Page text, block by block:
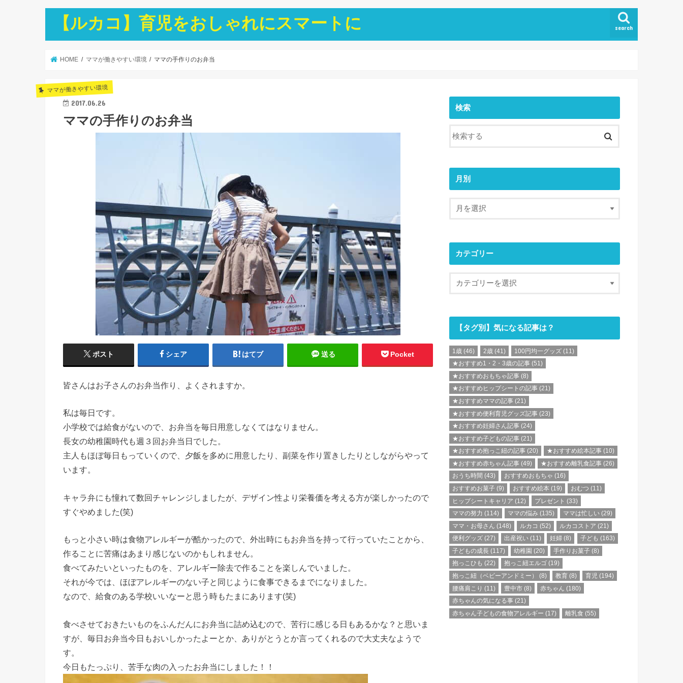
【ルカコ】育児をおしゃれにスマートに search
HOME ママが働きやすい環境 ママの手作りのお弁当
ママが働きやすい環境
2017.06.26
ママの手作りのお弁当
ポスト シェア はてブ 送る Pocket
皆さんはお子さんのお弁当作り、よくされますか。
私は毎日です。
小学校では給食がないので、お弁当を毎日用意しなくてはなりません。
長女の幼稚園時代も週３回お弁当日でした。
主人もほぼ毎日もっていくので、夕飯を多めに用意したり、副菜を作り置きしたりとしながらやって
います。
キャラ弁にも憧れて数回チャレンジしましたが、デザイン性より栄養価を考える方が楽しかったので
すぐやめました(笑)
もっと小さい時は食物アレルギーが酷かったので、外出時にもお弁当を持って行っていたことから、
作ることに苦痛はあまり感じないのかもしれません。
食べてみたいといったものを、アレルギー除去で作ることを楽しんでいました。
それが今では、ほぼアレルギーのない子と同じように食事できるまでになりました。
なので、給食のある学校いいなーと思う時もたまにあります(笑)
食べさせておきたいものをふんだんにお弁当に詰め込むので、苦行に感じる日もあるかな？と思いま
すが、毎日お弁当今日もおいしかったよーとか、ありがとうとか言ってくれるので大丈夫なようで
す。
今日もたっぷり、苦手な肉の入ったお弁当にしました！！
検索
月別
カテゴリー
【タグ別】気になる記事は？
1歳 (46) 2歳 (41) 100円均一グッズ (11)
★おすすめ1・2・3歳の記事 (51)
★おすすめおもちゃ記事 (8)
★おすすめヒップシートの記事 (21)
★おすすめママの記事 (21)
★おすすめ便利育児グッズ記事 (23)
★おすすめ妊婦さん記事 (24)
★おすすめ子どもの記事 (21)
★おすすめ抱っこ紐の記事 (20) ★おすすめ絵本記事 (10)
★おすすめ赤ちゃん記事 (49) ★おすすめ離乳食記事 (26)
おうち時間 (43) おすすめおもちゃ (16)
おすすめお菓子 (9) おすすめ絵本 (19) おむつ (11)
ヒップシートキャリア (12) プレゼント (33)
ママの努力 (114) ママの悩み (135) ママは忙しい (29)
ママ・お母さん (148) ルカコ (52) ルカコストア (21)
便利グッズ (27) 出産祝い (11) 妊婦 (8) 子ども (163)
子どもの成長 (117) 幼稚園 (20) 手作りお菓子 (8)
抱っこひも (22) 抱っこ紐エルゴ (19)
抱っこ紐（ベビーアンドミー）
(8) 教育 (8) 育児 (194)
腰痛肩こり (11) 豊中市 (8) 赤ちゃん (180)
赤ちゃんの気になる事 (21)
赤ちゃん子どもの食物アレルギー (17) 離乳食 (55)